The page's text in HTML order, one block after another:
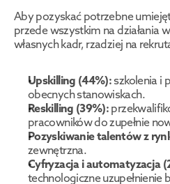
Aby pozyskać potrzebne
przede wszystkim na działania
własnych kadr, rzadziej na
Upskilling (44%): szkolenia i
obecnych stanowiskach.
Reskilling (39%):
pracowników do zupełnie
Pozyskiwanie talentów z
zewnętrzna.
Cyfryzacja i automatyzacja
technologiczne uzupełnienie